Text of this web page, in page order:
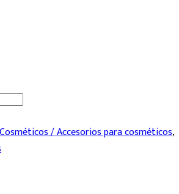
Cosméticos / Accesorios para cosméticos,